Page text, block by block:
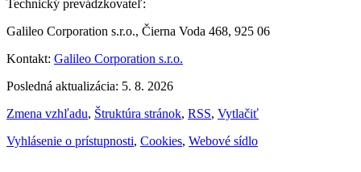
Technický prevádzkovateľ:
Galileo Corporation s.r.o., Čierna Voda 468, 925 06
Kontakt: Galileo Corporation s.r.o.
Posledná aktualizácia: 5. 8. 2026
Zmena vzhľadu, Štruktúra stránok, RSS, Vytlačiť
Vyhlásenie o prístupnosti, Cookies, Webové sídlo